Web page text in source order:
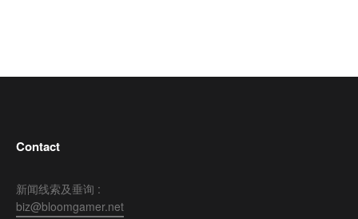
Contact
新闻线索及垂询 :
biz@bloomgamer.net